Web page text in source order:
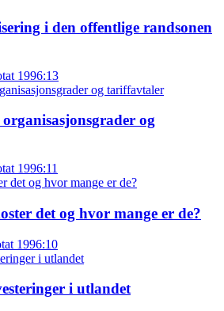
i den offentlige randsonen
1996:13
og
1996:11
det og hvor mange er de?
1996:10
i utlandet